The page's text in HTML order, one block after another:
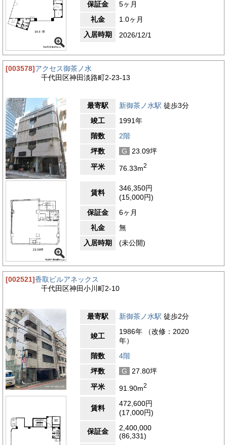
保証金
5ヶ月
礼金
1.0ヶ月
入居時期
2026/12/1
[003578]アクセス御茶ノ水
千代田区神田淡路町2-23-13
最寄駅 新御茶ノ水駅 徒歩3分
竣工
1991年
階数
2階
坪数
G
23.09坪
平米
76.33m2
賃料
346,350円
(15,000円)
保証金
6ヶ月
礼金
無
入居時期
(未公開)
[002521]香取ビルアネックス
千代田区神田小川町2-10
最寄駅 新御茶ノ水駅 徒歩2分
竣工
1986年 （改修：2020
年）
階数
4階
坪数
G
27.80坪
平米
91.90m2
賃料
472,600円
(17,000円)
保証金
2,400,000
(86,331)